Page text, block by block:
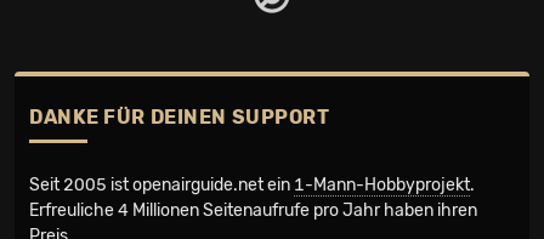
DANKE FÜR DEINEN SUPPORT
Seit 2005 ist openairguide.net ein 1-Mann-Hobbyprojekt.
Erfreuliche 4 Millionen Seiten­aufrufe pro Jahr haben ihren